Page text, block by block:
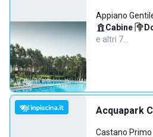
Appiano
Cabine·
e altri 7…
Acquapark
Castano Primo